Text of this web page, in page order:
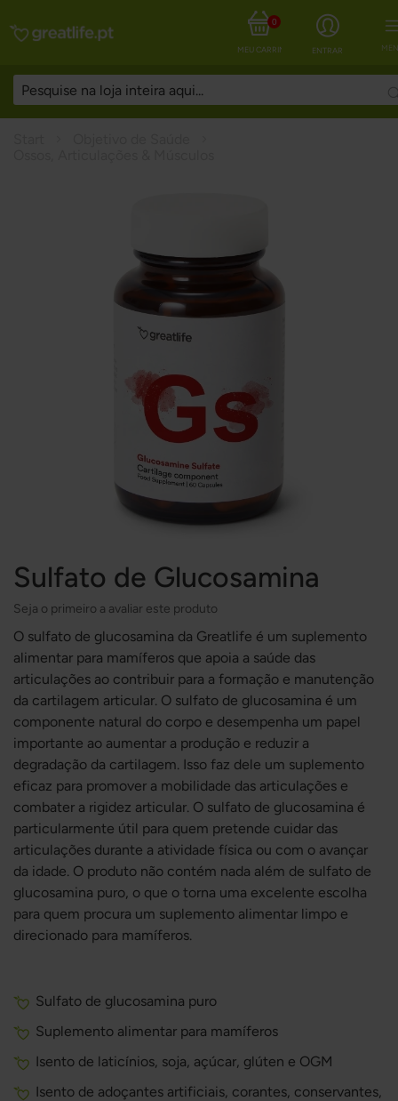
ENTRAR
MEU CARRINHO
0
Sulfato de Glucosamina
Seja o primeiro a avaliar este produto
O sulfato de glucosamina da Greatlife é um suplemento
alimentar para mamíferos que apoia a saúde das
articulações ao contribuir para a formação e manutenção
da cartilagem articular. O sulfato de glucosamina é um
componente natural do corpo e desempenha um papel
importante ao aumentar a produção e reduzir a
degradação da cartilagem. Isso faz dele um suplemento
eficaz para promover a mobilidade das articulações e
combater a rigidez articular. O sulfato de glucosamina é
particularmente útil para quem pretende cuidar das
articulações durante a atividade física ou com o avançar
da idade. O produto não contém nada além de sulfato de
glucosamina puro, o que o torna uma excelente escolha
para quem procura um suplemento alimentar limpo e
direcionado para mamíferos.
Sulfato de glucosamina puro
Suplemento alimentar para mamíferos
Isento de laticínios, soja, açúcar, glúten e OGM
Isento de adoçantes artificiais, corantes, conservantes,